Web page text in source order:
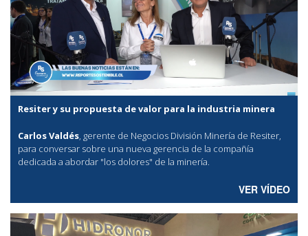
Resiter y su propuesta de valor para la industria minera
Carlos Valdés, gerente de Negocios División Minería de Resiter,
para conversar sobre una nueva gerencia de la compañía
dedicada a abordar "los dolores" de la minería.
VER VÍDEO